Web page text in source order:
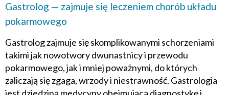
Gastrolog — zajmuje się leczeniem chorób układu
pokarmowego
Gastrolog zajmuje się skomplikowanymi schorzeniami
takimi jak nowotwory dwunastnicy i przewodu
pokarmowego, jak i mniej poważnymi, do których
zaliczają się zgaga, wrzody i niestrawność. Gastrologia